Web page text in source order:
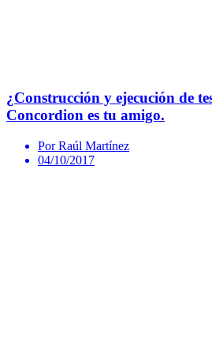
¿Construcción y ejecución de
Concordion es tu amigo.
Por Raúl Martínez
04/10/2017